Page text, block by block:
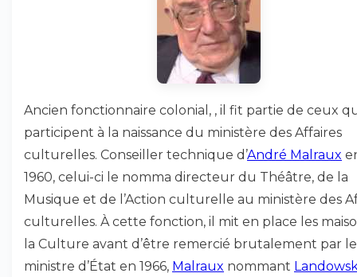
Ancien fonctionnaire colonial, , il fit partie de ceux
participent à la naissance du ministère des Affaires
culturelles. Conseiller technique d’André Malraux
1960, celui-ci le nomma directeur du Théâtre, de la
Musique et de l’Action culturelle au ministère des
culturelles. À cette fonction, il mit en place les
la Culture avant d’être remercié brutalement par le
ministre d’État en 1966, Malraux nommant